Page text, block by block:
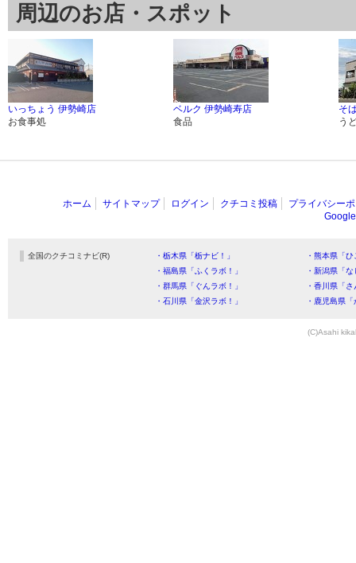
周辺のお店・スポット
いっちょう 伊勢崎店
お食事処
ベルク 伊勢崎寿店
食品
そ
う
ホーム サイトマップ ログイン クチコミ投稿
プライバシー
全国のクチコミナビ(R) ・栃木県「栃ナビ！」
・熊本県「
・福島県「ふくラボ！」
・新潟県「
・群馬県「ぐんラボ！」
・香川県「
・石川県「金沢ラボ！」
・鹿児島県
(C)Asahi